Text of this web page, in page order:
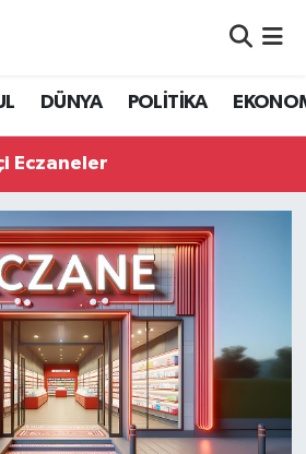
DÜNYA POLİTİKA
Eczaneler
Durumu ve Fikstür